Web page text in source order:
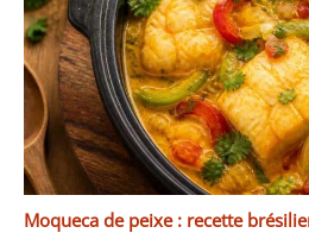
Moqueca de peixe : recette